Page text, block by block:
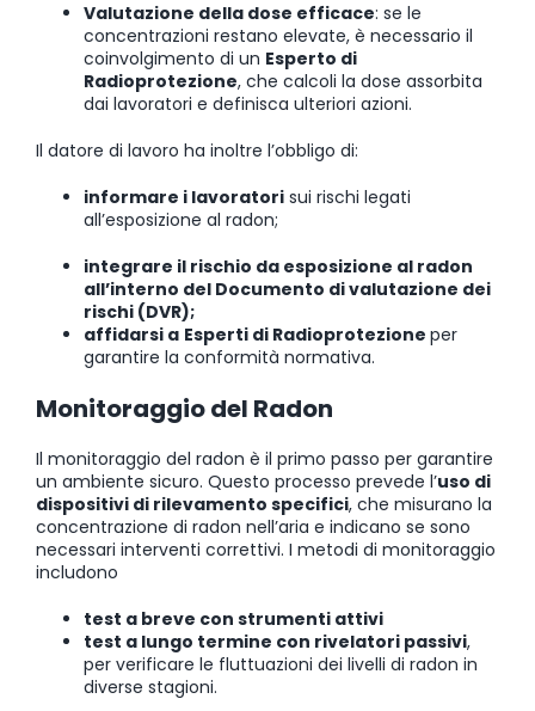
Valutazione della dose efficace: se le
concentrazioni restano elevate, è necessario il
coinvolgimento di un Esperto di
Radioprotezione, che calcoli la dose assorbita
dai lavoratori e definisca ulteriori azioni.
Il datore di lavoro ha inoltre l’obbligo di:
informare i lavoratori sui rischi legati
all’esposizione al radon;
integrare il rischio da esposizione al radon
all’interno del Documento di valutazione dei
rischi (DVR);
affidarsi a Esperti di Radioprotezione per
garantire la conformità normativa.
Monitoraggio del Radon
Il monitoraggio del radon è il primo passo per garantire
un ambiente sicuro. Questo processo prevede l’uso di
dispositivi di rilevamento specifici, che misurano la
concentrazione di radon nell’aria e indicano se sono
necessari interventi correttivi. I metodi di monitoraggio
includono
test a breve con strumenti attivi
test a lungo termine con rivelatori passivi,
per verificare le fluttuazioni dei livelli di radon in
diverse stagioni.